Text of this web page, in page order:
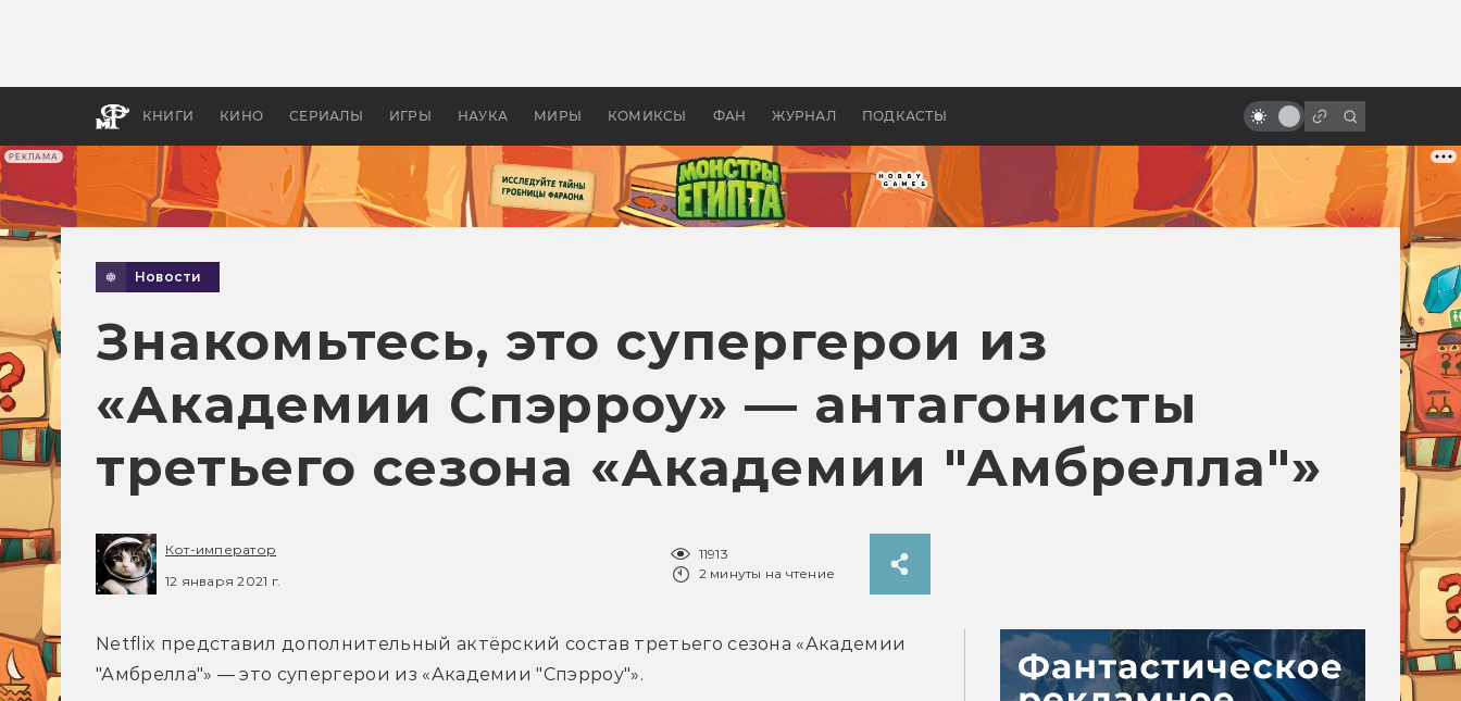
РЕКЛАМА
КНИГИ КИНО СЕРИАЛЫ ИГРЫ НАУКА МИРЫ КОМИКСЫ ФАН ЖУРНАЛ ПОДКАСТЫ
апокалипсис, в России —
бы «Властелина колец»
посмотреть
Новости
Знакомьтесь, это супергерои из
«Академии Спэрроу» — антагонисты
третьего сезона «Академии "Амбрелла"»
Кот-император
12 января 2021 г.
11913
2 минуты на чтение
Netflix представил дополнительный актёрский состав третьего сезона «Академии
"Амбрелла"» — это супергерои из «Академии "Спэрроу"».